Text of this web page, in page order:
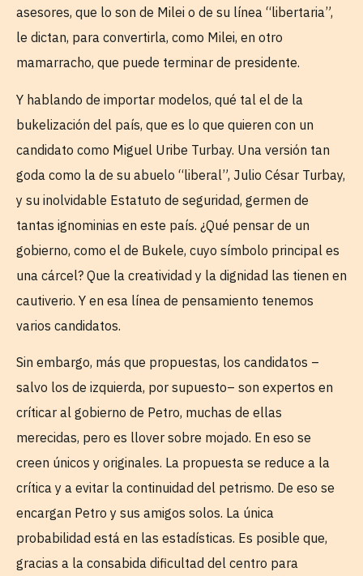
asesores, que lo son de Milei o de su línea “libertaria”,
le dictan, para convertirla, como Milei, en otro
mamarracho, que puede terminar de presidente.
Y hablando de importar modelos, qué tal el de la
bukelización del país, que es lo que quieren con un
candidato como Miguel Uribe Turbay. Una versión tan
goda como la de su abuelo “liberal”, Julio César Turbay,
y su inolvidable Estatuto de seguridad, germen de
tantas ignominias en este país. ¿Qué pensar de un
gobierno, como el de Bukele, cuyo símbolo principal es
una cárcel? Que la creatividad y la dignidad las tienen en
cautiverio. Y en esa línea de pensamiento tenemos
varios candidatos.
Sin embargo, más que propuestas, los candidatos –
salvo los de izquierda, por supuesto– son expertos en
críticar al gobierno de Petro, muchas de ellas
merecidas, pero es llover sobre mojado. En eso se
creen únicos y originales. La propuesta se reduce a la
crítica y a evitar la continuidad del petrismo. De eso se
encargan Petro y sus amigos solos. La única
probabilidad está en las estadísticas. Es posible que,
gracias a la consabida dificultad del centro para